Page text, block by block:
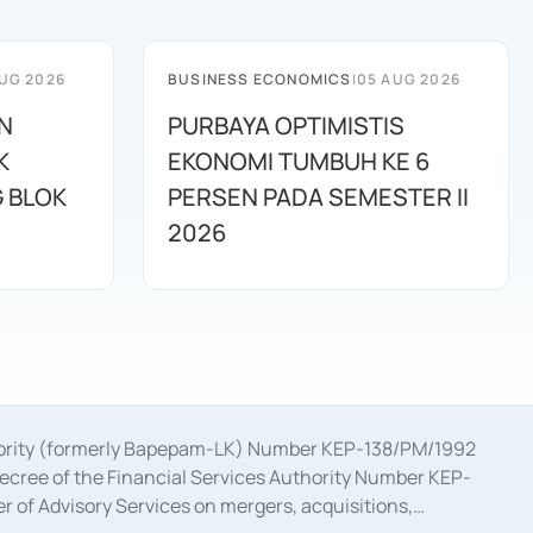
2026
BLOK
BUSINESS ECONOMICS|05 AUG 2026
PURBAYA OPTIMISTIS
EKONOMI TUMBUH KE 6
PERSEN PADA SEMESTER II
2026
(formerly Bapepam-LK) Number KEP-138/PM/1992
of the Financial Services Authority Number KEP-
of Advisory Services on mergers, acquisitions,